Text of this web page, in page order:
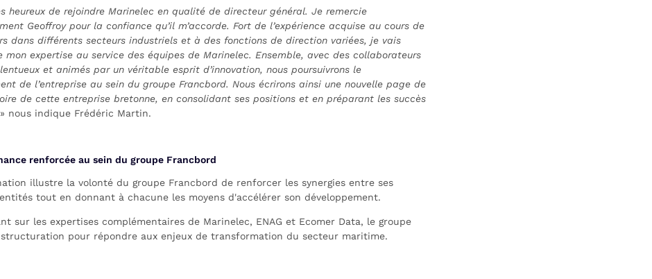
heureux de rejoindre Marinelec en qualité de directeur général. Je remercie
Geoffroy pour la confiance qu’il m’accorde. Fort de l’expérience acquise au cours de
dans différents secteurs industriels et à des fonctions de direction variées, je vais
mon expertise au service des équipes de Marinelec. Ensemble, avec des collaborateurs
et animés par un véritable esprit d’innovation, nous poursuivrons le
de l’entreprise au sein du groupe Francbord. Nous écrirons ainsi une nouvelle page de
de cette entreprise bretonne, en consolidant ses positions et en préparant les succès
» nous indique Frédéric Martin.
renforcée au sein du groupe Francbord
illustre la volonté du groupe Francbord de renforcer les synergies entre ses
tout en donnant à chacune les moyens d'accélérer son développement.
sur les expertises complémentaires de Marinelec, ENAG et Ecomer Data, le groupe
pour répondre aux enjeux de transformation du secteur maritime.